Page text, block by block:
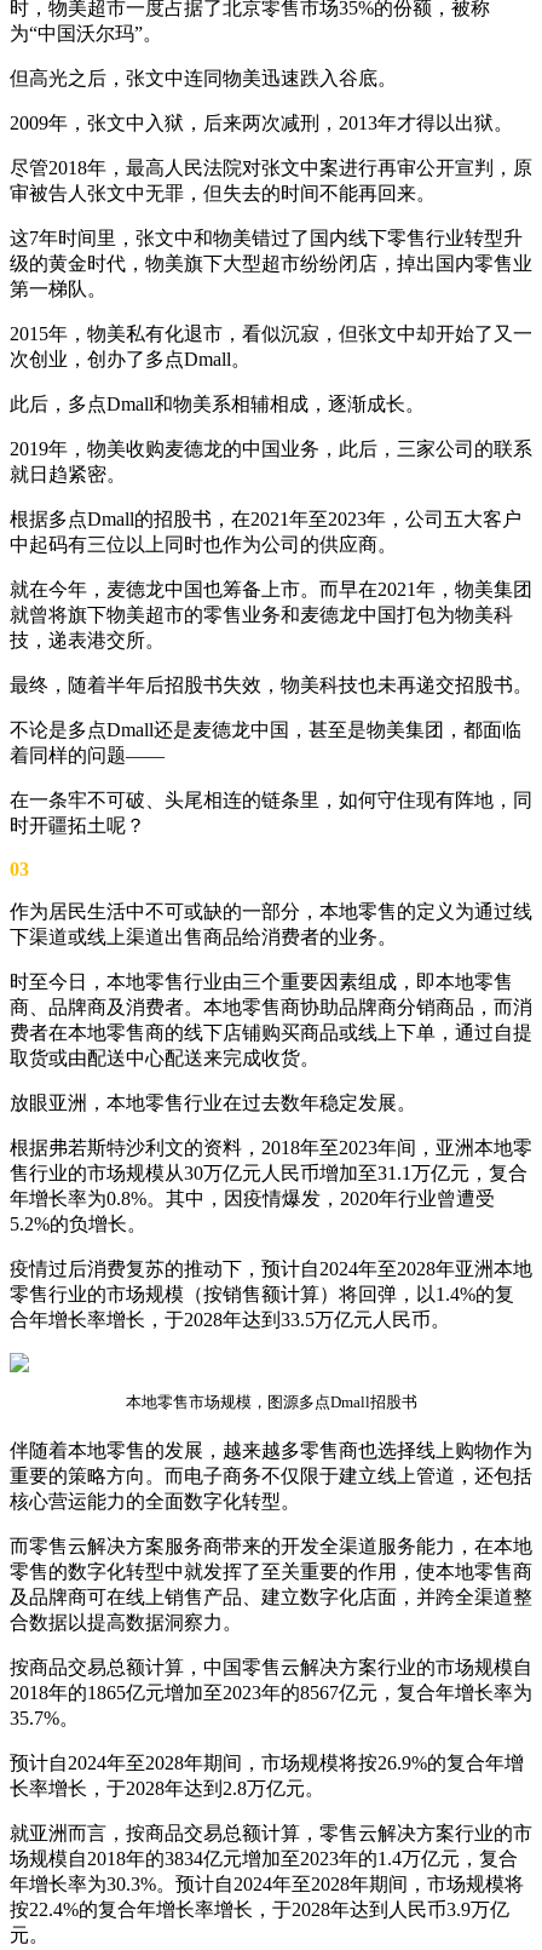
时，物美超市一度占据了北京零售市场35%的份额，被称
为“中国沃尔玛”。
但高光之后，张文中连同物美迅速跌入谷底。
2009年，张文中入狱，后来两次减刑，2013年才得以出狱。
尽管2018年，最高人民法院对张文中案进行再审公开宣判，原
审被告人张文中无罪，但失去的时间不能再回来。
这7年时间里，张文中和物美错过了国内线下零售行业转型升
级的黄金时代，物美旗下大型超市纷纷闭店，掉出国内零售业
第一梯队。
2015年，物美私有化退市，看似沉寂，但张文中却开始了又一
次创业，创办了多点Dmall。
此后，多点Dmall和物美系相辅相成，逐渐成长。
2019年，物美收购麦德龙的中国业务，此后，三家公司的联系
就日趋紧密。
根据多点Dmall的招股书，在2021年至2023年，公司五大客户
中起码有三位以上同时也作为公司的供应商。
就在今年，麦德龙中国也筹备上市。而早在2021年，物美集团
就曾将旗下物美超市的零售业务和麦德龙中国打包为物美科
技，递表港交所。
最终，随着半年后招股书失效，物美科技也未再递交招股书。
不论是多点Dmall还是麦德龙中国，甚至是物美集团，都面临
着同样的问题——
在一条牢不可破、头尾相连的链条里，如何守住现有阵地，同
时开疆拓土呢？
03
作为居民生活中不可或缺的一部分，本地零售的定义为通过线
下渠道或线上渠道出售商品给消费者的业务。
时至今日，本地零售行业由三个重要因素组成，即本地零售
商、品牌商及消费者。本地零售商协助品牌商分销商品，而消
费者在本地零售商的线下店铺购买商品或线上下单，通过自提
取货或由配送中心配送来完成收货。
放眼亚洲，本地零售行业在过去数年稳定发展。
根据弗若斯特沙利文的资料，2018年至2023年间，亚洲本地零
售行业的市场规模从30万亿元人民币增加至31.1万亿元，复合
年增长率为0.8%。其中，因疫情爆发，2020年行业曾遭受
5.2%的负增长。
疫情过后消费复苏的推动下，预计自2024年至2028年亚洲本地
零售行业的市场规模（按销售额计算）将回弹，以1.4%的复
合年增长率增长，于2028年达到33.5万亿元人民币。
本地零售市场规模，图源多点Dmall招股书
伴随着本地零售的发展，越来越多零售商也选择线上购物作为
重要的策略方向。而电子商务不仅限于建立线上管道，还包括
核心营运能力的全面数字化转型。
而零售云解决方案服务商带来的开发全渠道服务能力，在本地
零售的数字化转型中就发挥了至关重要的作用，使本地零售商
及品牌商可在线上销售产品、建立数字化店面，并跨全渠道整
合数据以提高数据洞察力。
按商品交易总额计算，中国零售云解决方案行业的市场规模自
2018年的1865亿元增加至2023年的8567亿元，复合年增长率为
35.7%。
预计自2024年至2028年期间，市场规模将按26.9%的复合年增
长率增长，于2028年达到2.8万亿元。
就亚洲而言，按商品交易总额计算，零售云解决方案行业的市
场规模自2018年的3834亿元增加至2023年的1.4万亿元，复合
年增长率为30.3%。预计自2024年至2028年期间，市场规模将
按22.4%的复合年增长率增长，于2028年达到人民币3.9万亿
元。